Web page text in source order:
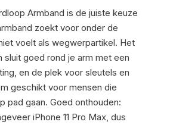
Armband is de juiste keuze
zoekt voor onder de
voelt als wegwerpartikel. Het
sluit goed rond je arm met een
en de plek voor sleutels en
geschikt voor mensen die
pad gaan. Goed onthouden:
iPhone 11 Pro Max, dus